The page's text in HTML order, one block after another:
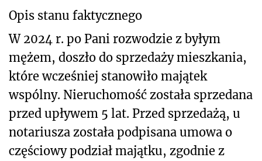
Opis stanu faktycznego
W 2024 r. po Pani rozwodzie z byłym
mężem, doszło do sprzedaży mieszkania,
które wcześniej stanowiło majątek
wspólny. Nieruchomość została sprzedana
przed upływem 5 lat. Przed sprzedażą, u
notariusza została podpisana umowa o
częściowy podział majątku, zgodnie z